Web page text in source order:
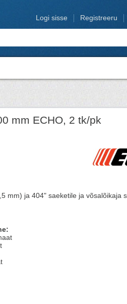
Registreeru
Logi sisse
mm ECHO, 2 tk/pk
mm) ja 404" saeketile ja võsalõikaja